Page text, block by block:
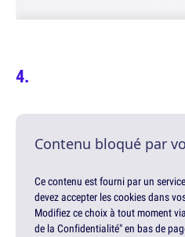
Contenu bloqué par
Ce contenu est fourni par un
devez accepter les cookies dans
Modifiez ce choix à tout moment
de la Confidentialité" en bas de